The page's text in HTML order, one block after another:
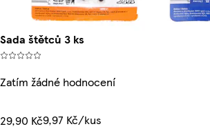
Sada štětců 3 ks
Zatím žádné hodnocení
29,90 Kč9,97 Kč/kus